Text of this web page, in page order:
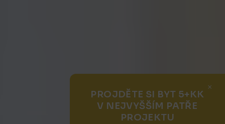
×
PROJDĚTE SI BYT 5+KK
V NEJVYŠŠÍM PATŘE
PROJEKTU